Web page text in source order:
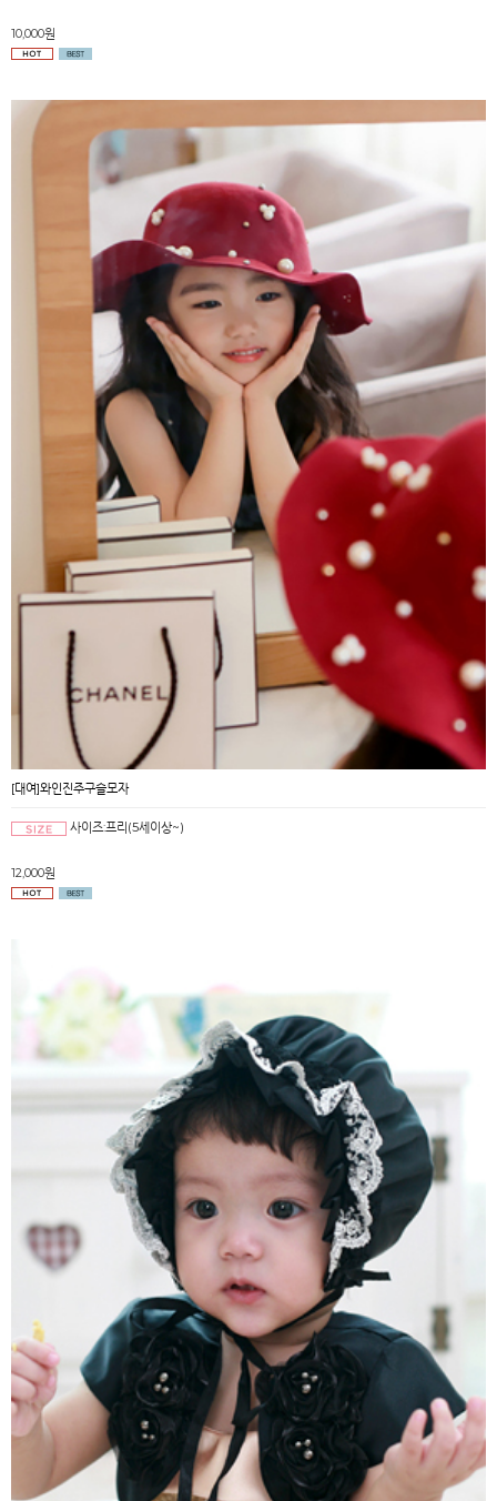
10,000원
[대여]와인진주구슬모자
사이즈:프리(5세이상~)
12,000원